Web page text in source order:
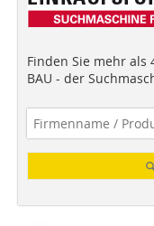
Finden Sie mehr als
BAU - der